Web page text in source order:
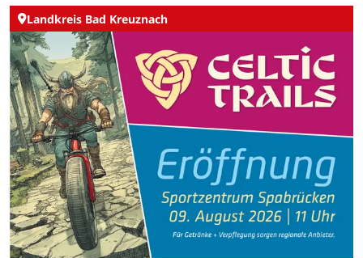
Landkreis Bad Kreuznach